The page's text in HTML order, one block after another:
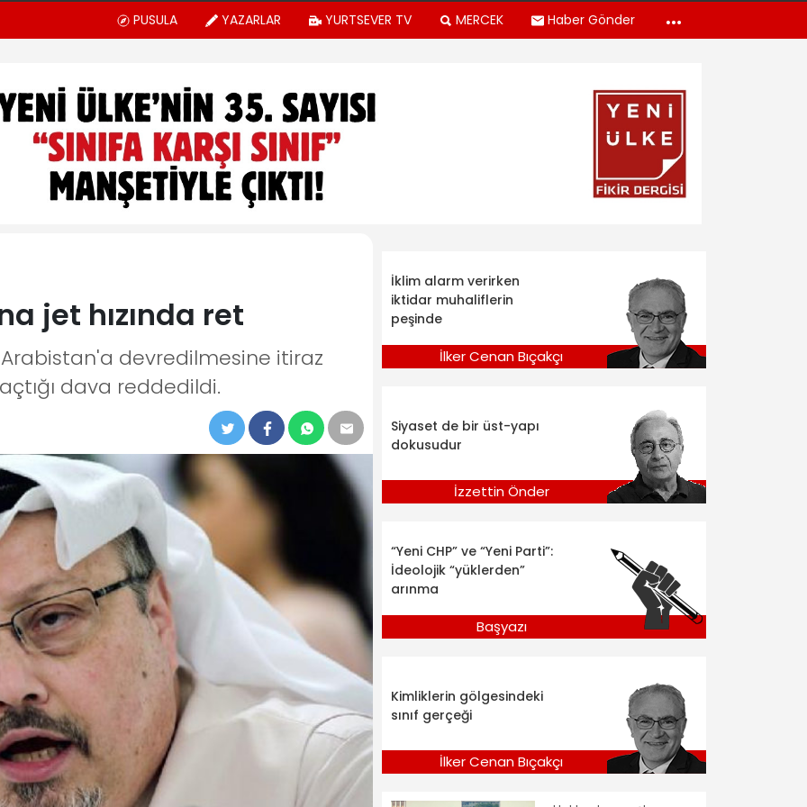
PUSULA YAZARLAR YURTSEVER TV MERCEK Haber Gönder
jet hızında ret
Arabistan'a devredilmesine itiraz
dava reddedildi.
İklim alarm verirken
iktidar muhaliflerin
peşinde
İlker Cenan Bıçakçı
Siyaset de bir üst-yapı
dokusudur
İzzettin Önder
“Yeni CHP” ve “Yeni Parti”:
İdeolojik “yüklerden”
arınma
Başyazı
Kimliklerin gölgesindeki
sınıf gerçeği
İlker Cenan Bıçakçı